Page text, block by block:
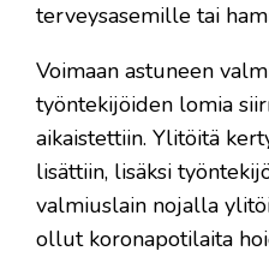
terveysasemille tai
Voimaan astuneen
työntekijöiden lomia
aikaistettiin. Ylitöitä
lisättiin, lisäksi
valmiuslain nojalla
ollut koronapotilaita